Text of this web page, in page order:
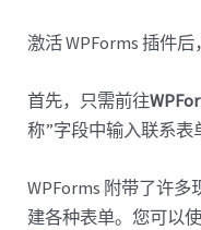
激活 WPForms 插件
首先，只需前往
称”字段中输入联系表
WPForms 附带了许多
建各种表单。您可以